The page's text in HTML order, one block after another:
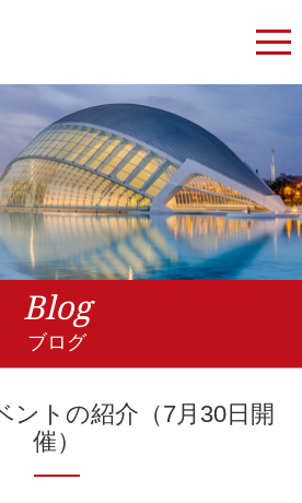
Blog
ブログ
ントの紹介（7月30日開
催）